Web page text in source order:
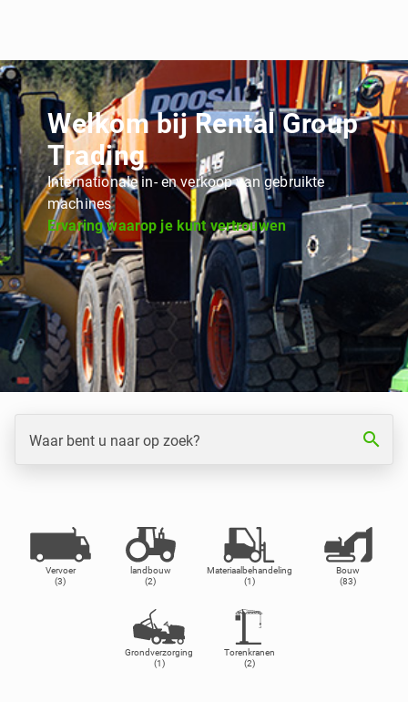
Welkom bij Rental Group
Trading
Internationale in- en verkoop van gebruikte
machines
Ervaring waarop je kunt vertrouwen
Waar bent u naar op zoek? search
Vervoer
(3)
landbouw
(2)
Materiaalbehandeling
(1)
Bouw
(83)
Grondverzorging
(1)
Torenkranen
(2)